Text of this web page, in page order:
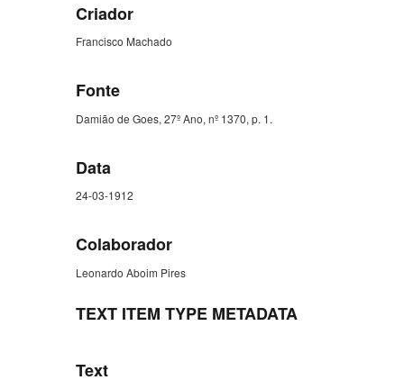
Criador
Francisco Machado
Fonte
Damião de Goes, 27º Ano, nº 1370, p. 1.
Data
24-03-1912
Colaborador
Leonardo Aboim Pires
TEXT ITEM TYPE METADATA
Text